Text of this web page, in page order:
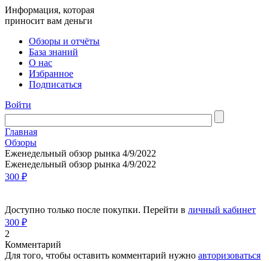
Информация, которая
приносит вам деньги
Обзоры и отчёты
База знаний
О нас
Избранное
Подписаться
Войти
Главная
Обзоры
Еженедельный обзор рынка 4/9/2022
Еженедельный обзор рынка 4/9/2022
300 ₽
Доступно только после покупки. Перейти в личный кабинет
300 ₽
2
Комментарий
Для того, чтобы оставить комментарий нужно авторизоваться